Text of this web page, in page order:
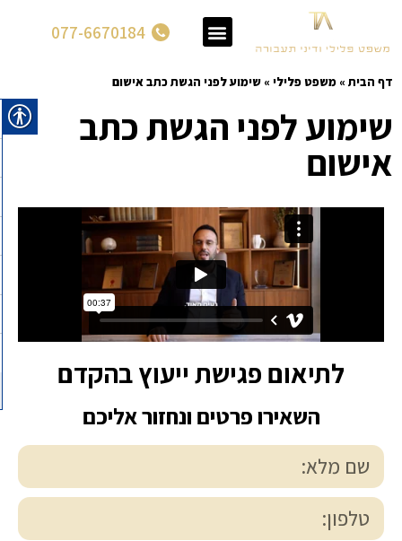
077-6670184
דף הבית » משפט פלילי » שימוע לפני הגשת כתב אישום
שימוע לפני הגשת כתב
אישום
לתיאום פגישת ייעוץ בהקדם
השאירו פרטים ונחזור אליכם